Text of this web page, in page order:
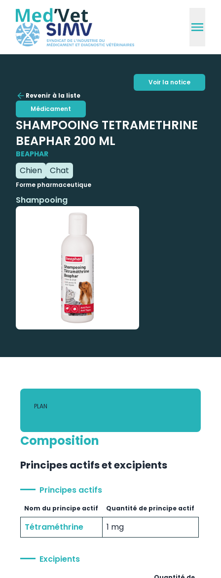
Revenir à la liste
Médicament
SHAMPOOING TETRAMETHRINE
BEAPHAR 200 ML
BEAPHAR
Chien Chat
Forme pharmaceutique
Shampooing
Voir la notice
Composition
Principes actifs et excipients
Principes actifs
Nom du principe actif Quantité de principe actif
Tétraméthrine 1 mg
Excipients
PLAN